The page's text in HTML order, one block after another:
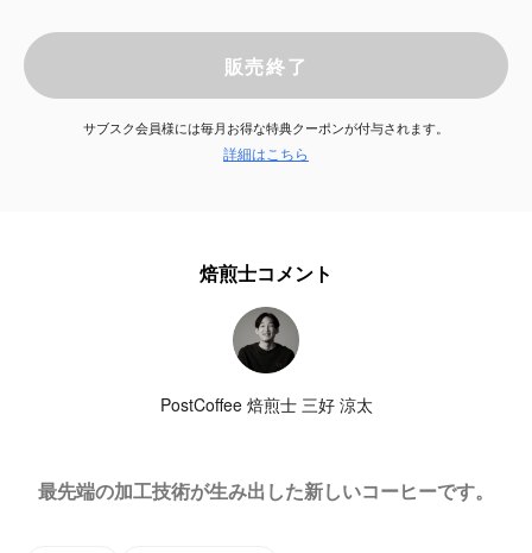
サービス
販売終了
サブスク会員様には毎月お得な特典クーポンが付与されます。
詳細はこちら
焙煎士コメント
PostCoffee 焙煎士 三好 涼太
最先端の加工技術が生み出した新しいコーヒーです。